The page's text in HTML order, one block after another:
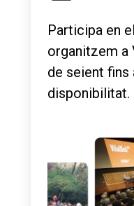
Participa en
organitzem a
de seient
disponibilitat.